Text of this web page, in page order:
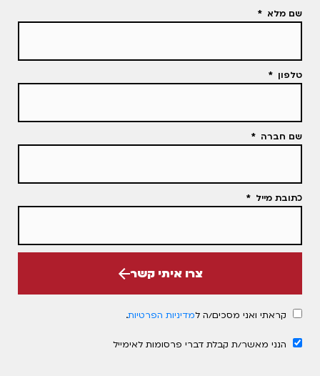
שם מלא
טלפון
שם חברה
כתובת מייל
קראתי ואני מסכים/ה למדיניות הפרטיות.
הנני מאשר/ת קבלת דברי פרסומות לאימייל
צרו איתי קשר